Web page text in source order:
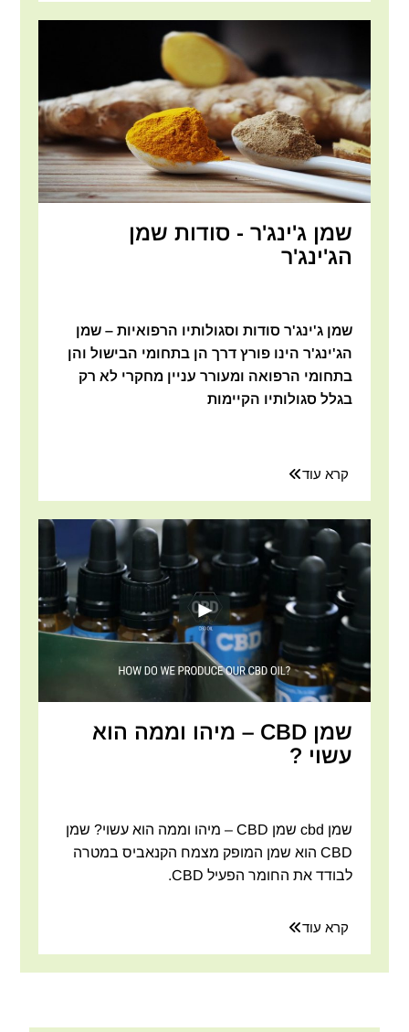
שמן ג'ינג'ר - סודות שמן
הג'ינג'ר
שמן ג'ינג'ר סודות וסגולותיו הרפואיות – שמן
הג'ינג'ר הינו פורץ דרך הן בתחומי הבישול והן
בתחומי הרפואה ומעורר עניין מחקרי לא רק
בגלל סגולותיו הקיימות
קרא עוד
שמן CBD – מיהו וממה הוא
עשוי ?
שמן cbd שמן CBD – מיהו וממה הוא עשוי? שמן
CBD הוא שמן המופק מצמח הקנאביס במטרה
לבודד את החומר הפעיל CBD.
קרא עוד